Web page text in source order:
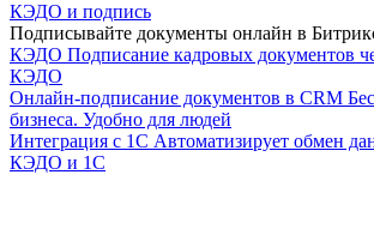
КЭДО и подпись
Подписывайте документы онлайн в
КЭДО Подписание кадровых документов
КЭДО
Онлайн-подписание документов в CRM
бизнеса. Удобно для людей
Интеграция с 1С Автоматизирует обмен
КЭДО и 1С